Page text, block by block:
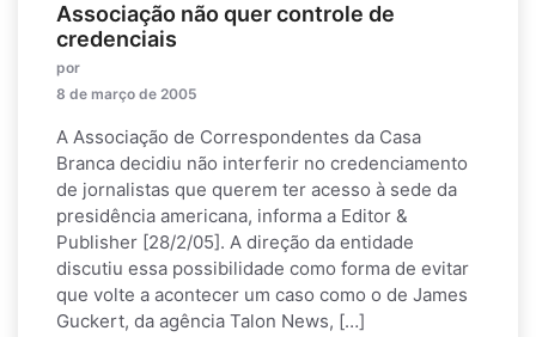
Associação não quer controle de
credenciais
por
8 de março de 2005
A Associação de Correspondentes da Casa
Branca decidiu não interferir no credenciamento
de jornalistas que querem ter acesso à sede da
presidência americana, informa a Editor &
Publisher [28/2/05]. A direção da entidade
discutiu essa possibilidade como forma de evitar
que volte a acontecer um caso como o de James
Guckert, da agência Talon News, […]